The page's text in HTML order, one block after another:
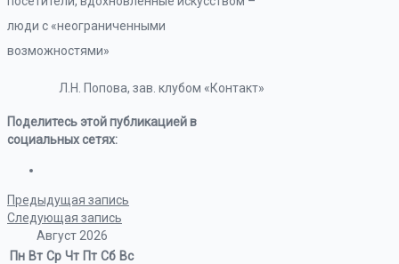
люди с «неограниченными
возможностями»
Л.Н. Попова, зав. клубом «Контакт»
Поделитесь этой публикацией в
социальных сетях:
Предыдущая запись
Следующая запись
Август 2026
Пн Вт Ср Чт Пт Сб Вс